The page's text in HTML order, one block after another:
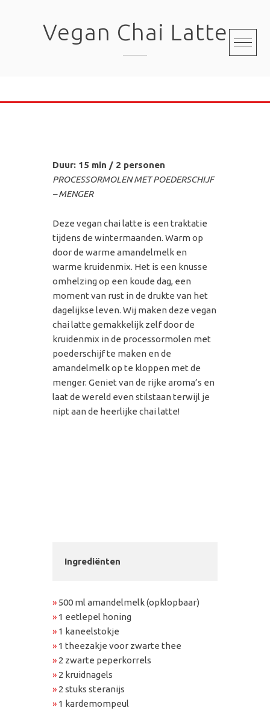
Vegan Chai Latte
Duur: 15 min / 2 personen
PROCESSORMOLEN MET POEDERSCHIJF
– MENGER
Deze vegan chai latte is een traktatie
tijdens de wintermaanden. Warm op
door de warme amandelmelk en
warme kruidenmix. Het is een knusse
omhelzing op een koude dag, een
moment van rust in de drukte van het
dagelijkse leven. Wij maken deze vegan
chai latte gemakkelijk zelf door de
kruidenmix in de processormolen met
poederschijf te maken en de
amandelmelk op te kloppen met de
menger. Geniet van de rijke aroma’s en
laat de wereld even stilstaan terwijl je
nipt aan de heerlijke chai latte!
Ingrediënten
» 500 ml amandelmelk (opklopbaar)
» 1 eetlepel honing
» 1 kaneelstokje
» 1 theezakje voor zwarte thee
» 2 zwarte peperkorrels
» 2 kruidnagels
» 2 stuks steranijs
» 1 kardemompeul